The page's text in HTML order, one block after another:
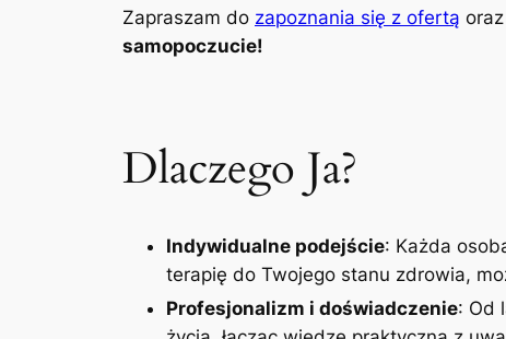
Zapraszam do zapoznania się z ofertą
samopoczucie!
Dlaczego Ja?
Indywidualne podejście: Każda
terapię do Twojego stanu zdrowia,
Profesjonalizm i doświadczenie: Od